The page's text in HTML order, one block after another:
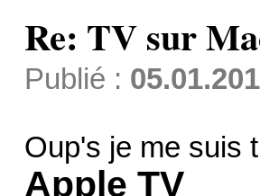
Re: TV sur
Publié :
Oup's je me suis
Apple TV